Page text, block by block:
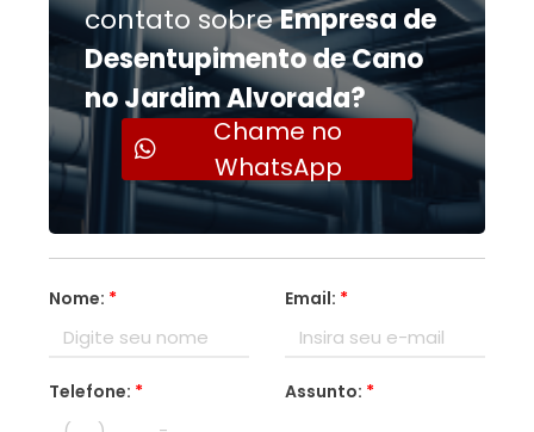
contato sobreEmpresa de
Desentupimento de Cano
no Jardim Alvorada?
Chame no
WhatsApp
Nome: * Email: *
Telefone: * Assunto: *